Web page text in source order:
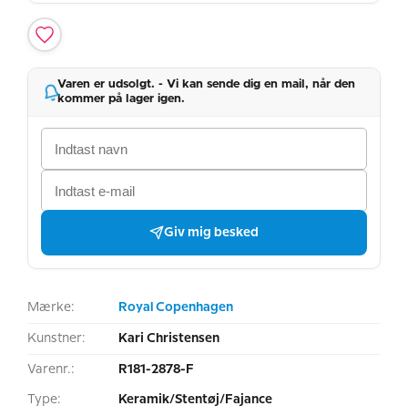
Varen er udsolgt. - Vi kan sende dig en mail, når den
kommer på lager igen.
Giv mig besked
Mærke: Royal Copenhagen
Kunstner: Kari Christensen
Varenr.: R181-2878-F
Type: Keramik/Stentøj/Fajance